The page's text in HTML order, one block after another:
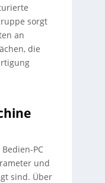
sorgt
an
die
PC
und
sind. Über